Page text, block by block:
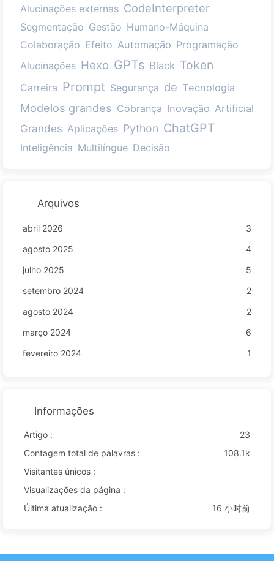
Alucinações externas CodeInterpreter
Segmentação Gestão Humano-Máquina
Colaboração Efeito Automação Programação
Alucinações Hexo GPTs Black Token
Carreira Prompt Segurança de Tecnologia
Modelos grandes Cobrança Inovação Artificial
Grandes Aplicações Python ChatGPT
Inteligência Multilíngue Decisão
Arquivos
abril 2026
3
agosto 2025
4
julho 2025
5
setembro 2024
2
agosto 2024
2
março 2024
6
fevereiro 2024
1
Informações
Artigo :
23
Contagem total de palavras :
108.1k
Visitantes únicos :
Visualizações da página :
Última atualização :
16 小时前